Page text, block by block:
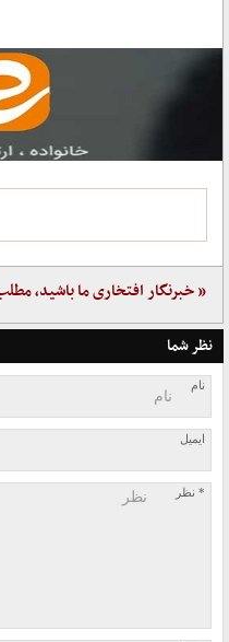
« خبرنگار افتخاری ما باشید،
نظر شما
نام
ایمیل
* نظر